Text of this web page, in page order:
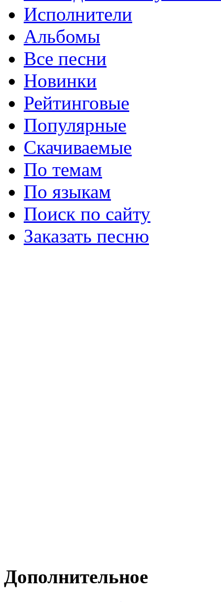
Исполнители
Альбомы
Все песни
Новинки
Рейтинговые
Популярные
Скачиваемые
По темам
По языкам
Поиск по сайту
Заказать песню
Дополнительное